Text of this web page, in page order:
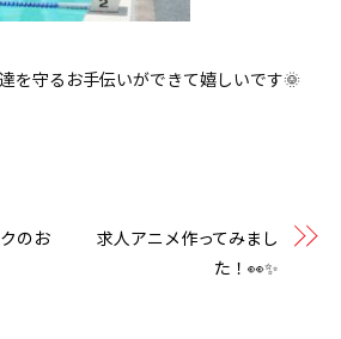
を守るお手伝いができて嬉しいです🌞
のお
求人アニメ作ってみまし
た！👀✨